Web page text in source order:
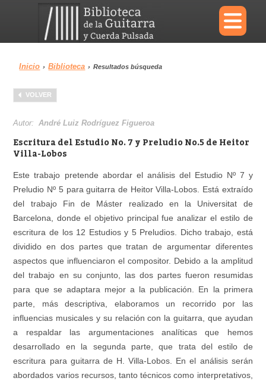
×
Menu
Biblioteca
Área personal
Inicio › Biblioteca › Resultados búsqueda
VOLVER
Autor:André Luiz Rodríguez Figueroa
Escritura del Estudio No. 7 y Preludio No.5 de Heitor
Villa-Lobos
Este trabajo pretende abordar el análisis del Estudio Nº 7 y
Preludio Nº 5 para guitarra de Heitor Villa-Lobos. Está extraído
del trabajo Fin de Máster realizado en la Universitat de
Barcelona, donde el objetivo principal fue analizar el estilo de
escritura de los 12 Estudios y 5 Preludios. Dicho trabajo, está
dividido en dos partes que tratan de argumentar diferentes
aspectos que influenciaron el compositor. Debido a la amplitud
del trabajo en su conjunto, las dos partes fueron resumidas
para que se adaptara mejor a la publicación. En la primera
parte, más descriptiva, elaboramos un recorrido por las
influencias musicales y su relación con la guitarra, que ayudan
a respaldar las argumentaciones analíticas que hemos
desarrollado en la segunda parte, que trata del estilo de
escritura para guitarra de H. Villa-Lobos. En el análisis serán
abordados varios recursos, tanto técnicos como interpretativos,